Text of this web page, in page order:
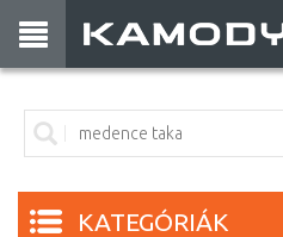
KATEGÓRIÁK